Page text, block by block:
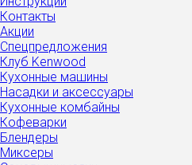
Контакты
Акции
Спецпредложения
Клуб Kenwood
Кухонные машины
Насадки и аксессуары
Кухонные комбайны
Кофеварки
Блендеры
Миксеры